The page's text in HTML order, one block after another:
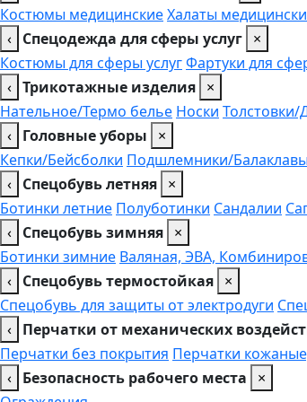
Костюмы медицинскиеХалаты
‹ Спецодежда для сферы услуг ×
Костюмы для сферы услугФартуки для
‹ Трикотажные изделия ×
Нательное/Термо белье Носки
‹ Головные уборы
×
Кепки/Бейсболки Подшлемники/Балаклавы
‹ Спецобувь летняя ×
Ботинки летние Полуботинки Сандалии
‹ Спецобувь зимняя ×
Ботинки зимние Валяная, ЭВА,
‹ Спецобувь термостойкая ×
Спецобувь для защиты от электродуги
‹ Перчатки от механических
Перчатки без покрытия Перчатки
‹ Безопасность рабочего места
×